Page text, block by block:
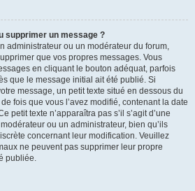
supprimer un message ?
administrateur ou un modérateur du forum,
que vos propres messages. Vous
en cliquant le bouton adéquat, parfois
que le message initial ait été publié. Si
message, un petit texte situé en dessous du
fois que vous l’avez modifié, contenant la date
petit texte n’apparaîtra pas s’il s’agit d’une
ou un administrateur, bien qu’ils
concernant leur modification. Veuillez
ne peuvent pas supprimer leur propre
publiée.